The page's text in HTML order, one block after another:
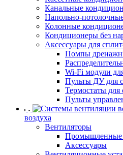
Канальные
Напольно-
Колонные
Кондиционеры без
Аксессуары для
Помпы
Wi-Fi модули
Пульты ДУ для
Термостаты для
Пульты
воздуха
Вентиляторы
Промышленные
Аксессуары